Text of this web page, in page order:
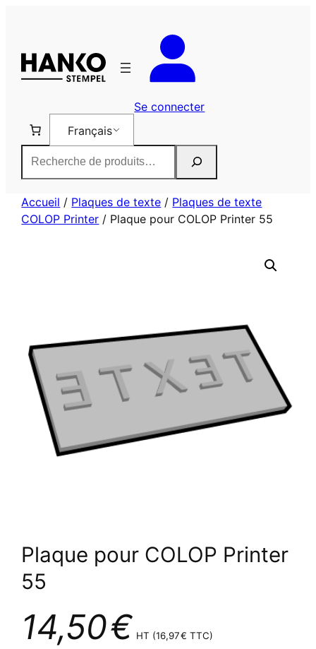
Se connecter
Français
Accueil / Plaques de texte / Plaques de texte
COLOP Printer / Plaque pour COLOP Printer 55
Plaque pour COLOP Printer
55
14,50€ HT (16,97€ TTC)